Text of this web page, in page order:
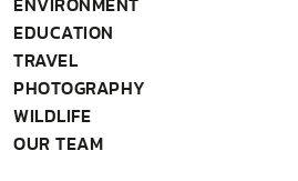
EDUCATION
TRAVEL
PHOTOGRAPHY
WILDLIFE
OUR TEAM